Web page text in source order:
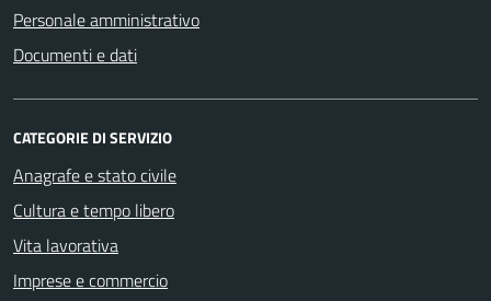
Personale amministrativo
Documenti e dati
CATEGORIE DI SERVIZIO
Anagrafe e stato civile
Cultura e tempo libero
Vita lavorativa
Imprese e commercio